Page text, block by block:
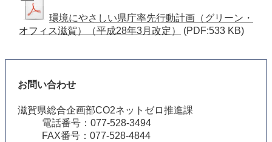
環境にやさしい県庁率先行動計画（グリーン・
オフィス滋賀）（平成28年3月改定）
(PDF:533 KB)
お問い合わせ
滋賀県総合企画部CO2ネットゼロ推進課
電話番号：077-528-3494
FAX番号：077-528-4844